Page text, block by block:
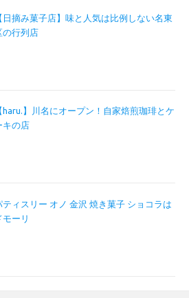
日摘み菓子店】味と人気は比例しない名東
の行列店
haru.】川名にオープン！自家焙煎珈琲とケ
キの店
ティスリー オノ 金沢 焼き菓子 ショコラは
モーリ